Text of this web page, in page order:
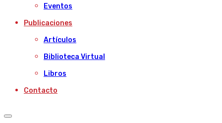
Eventos
Publicaciones
Artículos
Biblioteca Virtual
Libros
Contacto